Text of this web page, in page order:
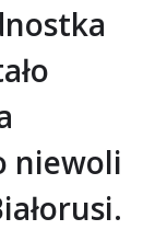
niewoli